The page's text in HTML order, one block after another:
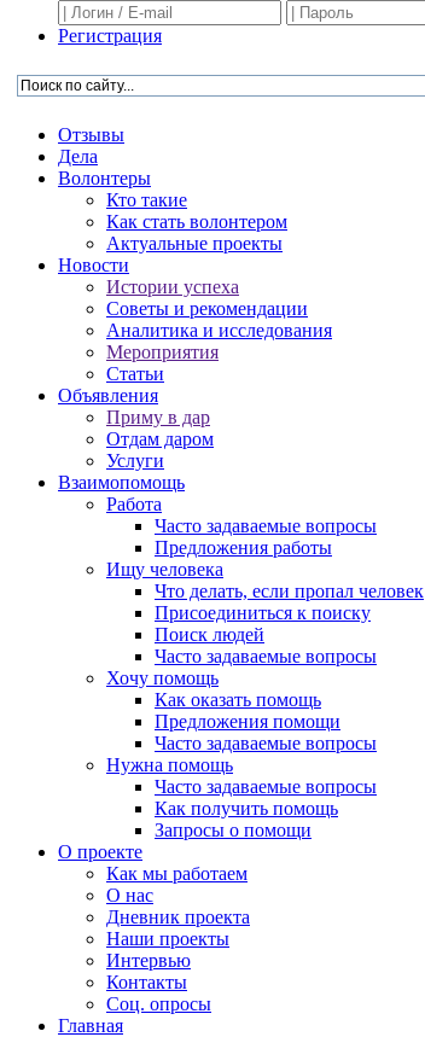
Регистрация
Отзывы
Дела
Волонтеры
Кто такие
Как стать волонтером
Актуальные проекты
Новости
Истории успеха
Советы и рекомендации
Аналитика и исследования
Мероприятия
Статьи
Объявления
Приму в дар
Отдам даром
Услуги
Взаимопомощь
Работа
Часто задаваемые вопросы
Предложения работы
Ищу человека
Что делать, если пропал человек
Присоединиться к поиску
Поиск людей
Часто задаваемые вопросы
Хочу помощь
Как оказать помощь
Предложения помощи
Часто задаваемые вопросы
Нужна помощь
Часто задаваемые вопросы
Как получить помощь
Запросы о помощи
О проекте
Как мы работаем
О нас
Дневник проекта
Наши проекты
Интервью
Контакты
Соц. опросы
Главная